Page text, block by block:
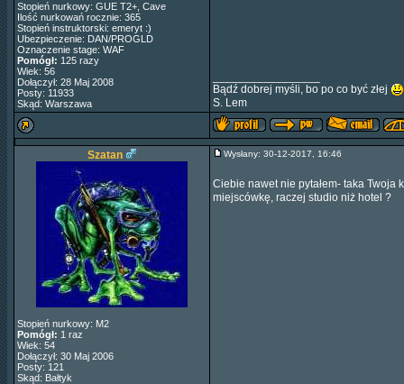
Stopień nurkowy: GUE T2+, Cave
Ilość nurkowań rocznie: 365
Stopień instruktorski: emeryt :)
Ubezpieczenie: DAN/PROGLD
Oznaczenie stage: WAF
Pomógł: 125 razy
Wiek: 56
Dołączył: 28 Maj 2008
Posty: 11933
Skąd: Warszawa
Bądź dobrej myśli, bo po co być złej
S. Lem
Szatan
Stopień nurkowy: M2
Pomógł: 1 raz
Wiek: 54
Dołączył: 30 Maj 2006
Posty: 121
Skąd: Bałtyk
Wysłany: 30-12-2017, 16:46
Ciebie nawet nie pytałem- taka Twoja
miejscówkę, raczej studio niż hotel ?